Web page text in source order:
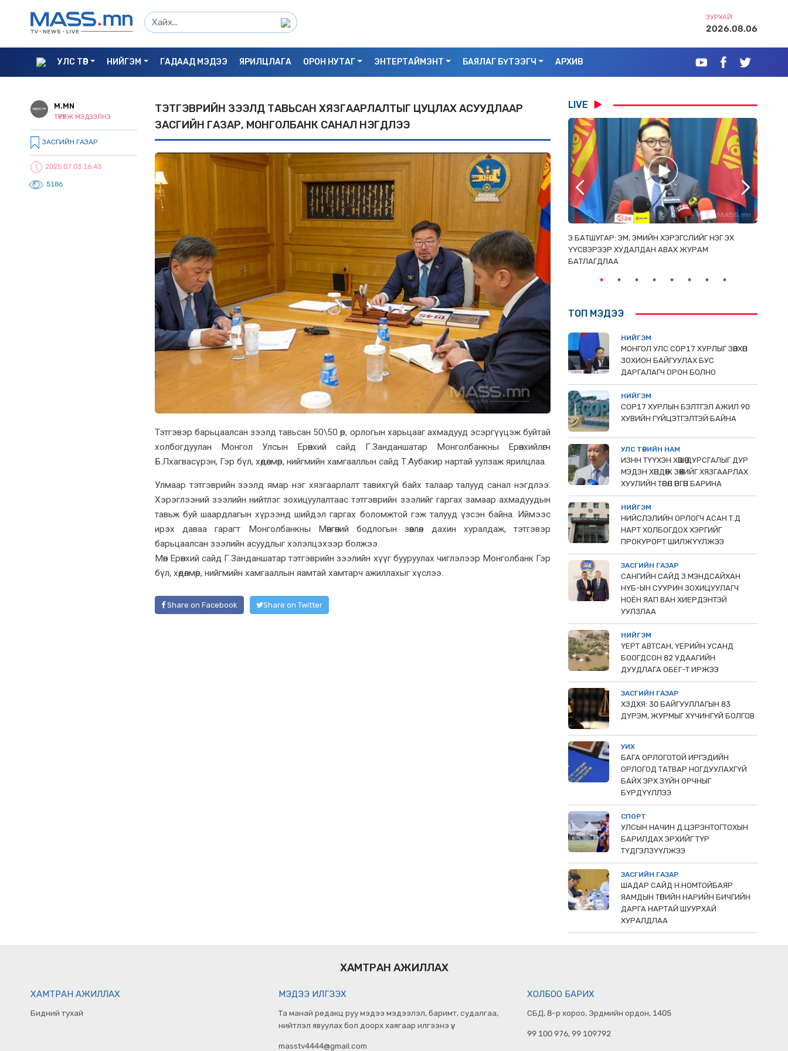
ЗУРХАЙ
2026.08.06
УЛС ТӨР НИЙГЭМ ГАДААД МЭДЭЭ ЯРИЛЦЛАГА ОРОН НУТАГ ЭНТЕРТАЙМЭНТ БАЯЛАГ БҮТЭЭГЧ АРХИВ
M.MN
ТҮРҮҮЛЖ МЭДЭЭЛНЭ
ЗАСГИЙН ГАЗАР
2025.07.03 16:43
5186
ТЭТГЭВРИЙН ЗЭЭЛД ТАВЬСАН ХЯЗГААРЛАЛТЫГ ЦУЦЛАХ АСУУДЛААР
ЗАСГИЙН ГАЗАР, МОНГОЛБАНК САНАЛ НЭГДЛЭЭ
Тэтгэвэр барьцаалсан зээлд тавьсан 50\50 өр, орлогын харьцааг ахмадууд эсэргүүцэж буйтай
холбогдуулан Монгол Улсын Ерөнхий сайд Г.Занданшатар Монголбанкны Ерөнхийлөгч
Б.Лхагвасүрэн, Гэр бүл, хөдөлмөр, нийгмийн хамгааллын сайд Т.Аубакир нартай уулзаж ярилцлаа.
Улмаар тэтгэврийн зээлд ямар нэг хязгаарлалт тавихгүй байх талаар талууд санал нэгдлээ.
Хэрэглээний зээлийн нийтлэг зохицуулалтаас тэтгэврийн зээлийг гаргах замаар ахмадуудын
тавьж буй шаардлагын хүрээнд шийдэл гаргах боломжтой гэж талууд үзсэн байна. Иймээс
ирэх даваа гарагт Монголбанкны Мөнгөний бодлогын зөвлөл дахин хуралдаж, тэтгэвэр
барьцаалсан зээлийн асуудлыг хэлэлцэхээр болжээ.
Мөн Ерөнхий сайд Г.Занданшатар тэтгэврийн зээлийн хүүг бууруулах чиглэлээр Монголбанк Гэр
бүл, хөдөлмөр, нийгмийн хамгааллын яамтай хамтарч ажиллахыг хүслээ.
Share on Facebook Share on Twitter
LIVE
С.БАЯРБИЛЭГ: ДРАГОН ТӨВИЙН 3 ДАВХРААС
УНАСАН 25 НАСТАЙ ЭМЭГТЭЙ АМИА ХОРЛОСОН
БАЙЖ БОЛЗОШГҮЙ
Э.БАТШУГАР: ЭМ, ЭМИЙН ХЭРЭГСЛИЙГ НЭГ ЭХ
ҮҮСВЭРЭЭР ХУДАЛДАН АВАХ ЖУРАМ
БАТЛАГДЛАА
ТОП МЭДЭЭ
НИЙГЭМ
МОНГОЛ УЛС СОР17 ХУРЛЫГ ЗӨВХӨН
ЗОХИОН БАЙГУУЛАХ БУС
ДАРГАЛАГЧ ОРОН БОЛНО
НИЙГЭМ
COP17 ХУРЛЫН БЭЛТГЭЛ АЖИЛ 90
ХУВИЙН ГҮЙЦЭТГЭЛТЭЙ БАЙНА
УЛС ТӨРИЙН НАМ
ИЗНН ТҮҮХЭН ХӨШӨӨ ДУРСГАЛЫГ ДУР
МЭДЭН ХӨНДӨЖ ЗӨӨХИЙГ ХЯЗГААРЛАХ
ХУУЛИЙН ТӨСӨЛ ӨРГӨН БАРИНА
НИЙГЭМ
НИЙСЛЭЛИЙН ОРЛОГЧ АСАН Т.Д
НАРТ ХОЛБОГДОХ ХЭРГИЙГ
ПРОКУРОРТ ШИЛЖҮҮЛЖЭЭ
ЗАСГИЙН ГАЗАР
САНГИЙН САЙД З.МЭНДСАЙХАН
НҮБ-ЫН СУУРИН ЗОХИЦУУЛАГЧ
НОЁН ЯАП ВАН ХИЕРДЭНТЭЙ
УУЛЗЛАА
НИЙГЭМ
ҮЕРТ АВТСАН, ҮЕРИЙН УСАНД
БООГДСОН 82 УДААГИЙН
ДУУДЛАГА ОБЕГ-Т ИРЖЭЭ
ЗАСГИЙН ГАЗАР
ХЗДХЯ: 30 БАЙГУУЛЛАГЫН 83
ДҮРЭМ, ЖУРМЫГ ХҮЧИНГҮЙ БОЛГОВ
УИХ
БАГА ОРЛОГОТОЙ ИРГЭДИЙН
ОРЛОГОД ТАТВАР НОГДУУЛАХГҮЙ
БАЙХ ЭРХ ЗҮЙН ОРЧНЫГ
БҮРДҮҮЛЛЭЭ
СПОРТ
УЛСЫН НАЧИН Д.ЦЭРЭНТОГТОХЫН
БАРИЛДАХ ЭРХИЙГ ТҮР
ТҮДГЭЛЗҮҮЛЖЭЭ
ЗАСГИЙН ГАЗАР
ШАДАР САЙД Н.НОМТОЙБАЯР
ЯАМДЫН ТӨРИЙН НАРИЙН БИЧГИЙН
ДАРГА НАРТАЙ ШУУРХАЙ
ХУРАЛДЛАА
ХАМТРАН АЖИЛЛАХ
ХАМТРАН АЖИЛЛАХ
Бидний тухай
МЭДЭЭ ИЛГЭЭХ
Та манай редакц руу мэдээ мэдээлэл, баримт, судалгаа,
нийтлэл явуулах бол доорх хаягаар илгээнэ үү.
masstv4444@gmail.com
ХОЛБОО БАРИХ
СБД, 8-р хороо, Эрдмийн ордон, 1405
99 100 976, 99 109792